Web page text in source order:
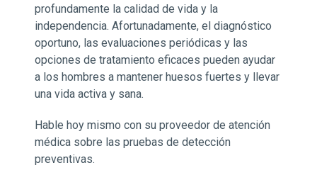
profundamente la calidad de vida y la
independencia. Afortunadamente, el diagnóstico
oportuno, las evaluaciones periódicas y las
opciones de tratamiento eficaces pueden ayudar
a los hombres a mantener huesos fuertes y llevar
una vida activa y sana.
Hable hoy mismo con su proveedor de atención
médica sobre las pruebas de detección
preventivas.